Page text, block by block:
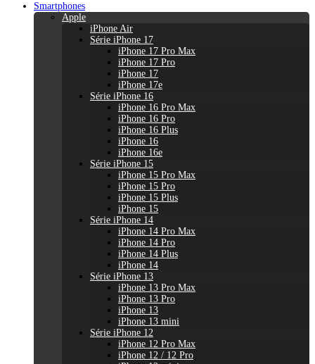
Smartphones
Apple
iPhone Air
Série iPhone 17
iPhone 17 Pro Max
iPhone 17 Pro
iPhone 17
iPhone 17e
Série iPhone 16
iPhone 16 Pro Max
iPhone 16 Pro
iPhone 16 Plus
iPhone 16
iPhone 16e
Série iPhone 15
iPhone 15 Pro Max
iPhone 15 Pro
iPhone 15 Plus
iPhone 15
Série iPhone 14
iPhone 14 Pro Max
iPhone 14 Pro
iPhone 14 Plus
iPhone 14
Série iPhone 13
iPhone 13 Pro Max
iPhone 13 Pro
iPhone 13
iPhone 13 mini
Série iPhone 12
iPhone 12 Pro Max
iPhone 12 / 12 Pro